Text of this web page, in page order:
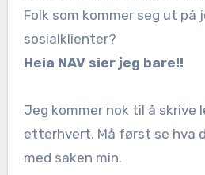
Folk som kommer seg ut på
sosialklienter?
Heia NAV sier jeg bare!!
Jeg kommer nok til å skrive
etterhvert. Må først se hva
med saken min.